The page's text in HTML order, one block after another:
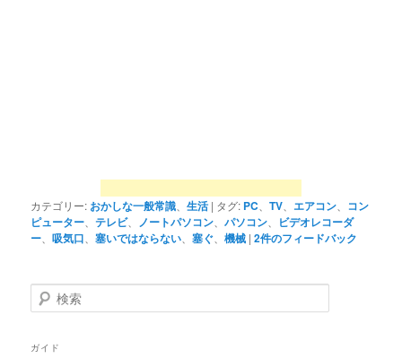
カテゴリー: おかしな一般常識 、生活 | タグ: PC 、TV エアコン
コン
ピューター 、テレビ、 ノートパソコン 、パソコン
ビデオレコーダ
ー 、吸気口 、塞いではならない 、塞ぐ 、機械 |2件のフィードバック
検
索
ガイド